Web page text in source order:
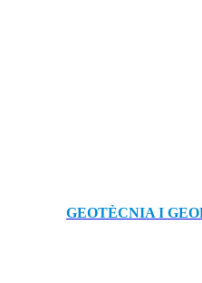
GEOTÈCNIA I